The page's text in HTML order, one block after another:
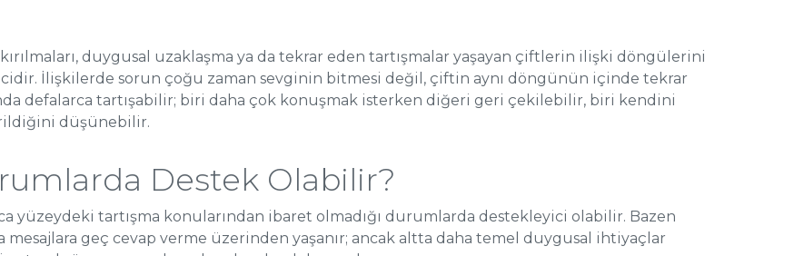
duygusal uzaklaşma ya da tekrar eden tartışmalar yaşayan çiftlerin ilişki döngülerini
İlişkilerde sorun çoğu zaman sevginin bitmesi değil, çiftin aynı döngünün içinde tekrar
defalarca tartışabilir; biri daha çok konuşmak isterken diğeri geri çekilebilir, biri kendini
düşünebilir.
Destek Olabilir?
yüzeydeki tartışma konularından ibaret olmadığı durumlarda destekleyici olabilir. Bazen
mesajlara geç cevap verme üzerinden yaşanır; ancak altta daha temel duygusal ihtiyaçlar